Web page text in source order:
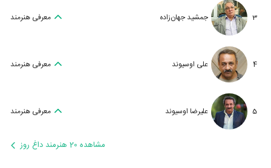
3 جمشید جهان‌زاده معرفی هنرمند
4 علی اوسیوند معرفی هنرمند
5 علیرضا اوسیوند معرفی هنرمند
مشاهده 20 هنرمند داغ روز